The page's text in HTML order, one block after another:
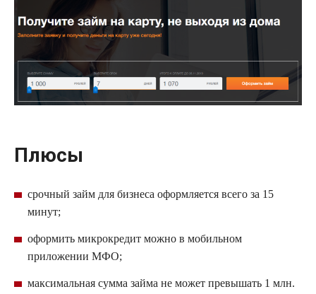
Плюсы
срочныйзайм для бизнеса оформляется всего за 15
минут;
оформитьмикрокредит можно в мобильном
приложенииМФО;
максимальная сумма займа не может превышать 1 млн.